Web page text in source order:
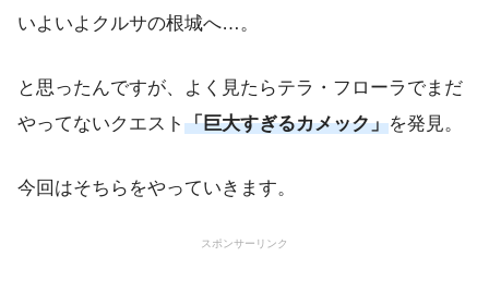
いよいよクルサの根城へ…。
と思ったんですが、よく見たらテラ・フローラでまだ
やってないクエスト 「巨大すぎるカメック」を発見。
今回はそちらをやっていきます。
スポンサーリンク